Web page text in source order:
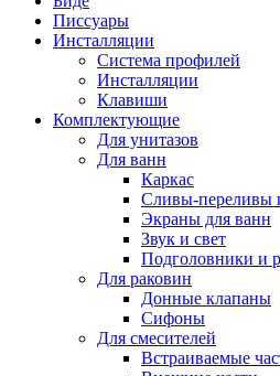
Писсуары
Инсталляции
Система профилей
Инсталляции
Клавиши
Комплектующие
Для унитазов
Для ванн
Каркас
Сливы-переливы
Экраны для ванн
Звук и свет
Подголовники и
Для раковин
Донные клапаны
Сифоны
Для смесителей
Встраиваемые